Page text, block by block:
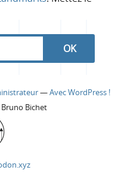
—Avec WordPress !
Bruno Bichet